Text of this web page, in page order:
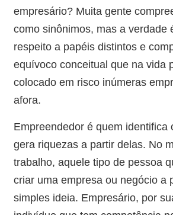
empresário? Muita gente
como sinônimos, mas a verdade
respeito a papéis distintos e
equívoco conceitual que na vida
colocado em risco inúmeras
afora.
Empreendedor é quem identifica
gera riquezas a partir delas. No
trabalho, aquele tipo de pessoa
criar uma empresa ou negócio a
simples ideia. Empresário, por